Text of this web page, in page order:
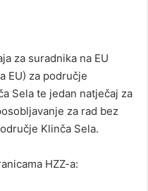
za ​suradnika na EU
EU) za područje
Sela te jedan natječaj za
za rad bez
Klinča Sela.
HZZ-a: